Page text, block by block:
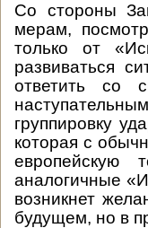
Со стороны
мерам,
только от
развиваться
ответить со
группировку
которая с
европейскую
аналогичные
возникнет
будущем, но в